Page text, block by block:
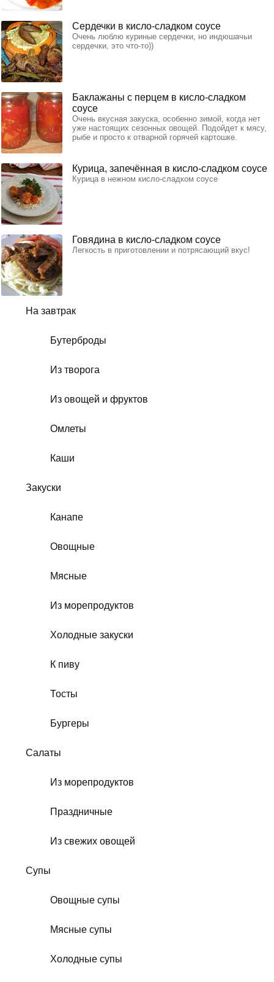
На завтрак
Бутерброды
Из творога
Из овощей и фруктов
Омлеты
Каши
Закуски
Канапе
Овощные
Мясные
Из морепродуктов
Холодные закуски
К пиву
Тосты
Бургеры
Салаты
Из морепродуктов
Праздничные
Из свежих овощей
Супы
Овощные супы
Мясные супы
Холодные супы
Сердечки в кисло-сладком соусе
Очень люблю куриные сердечки, но индюшачьи
сердечки, это что-то))
Баклажаны с перцем в кисло-сладком
соусе
Очень вкусная закуска, особенно зимой, когда нет
уже настоящих сезонных овощей. Подойдет к мясу,
рыбе и просто к отварной горячей картошке.
Курица, запечённая в кисло-сладком соусе
Курица в нежном кисло-сладком соусе
Говядина в кисло-сладком соусе
Легкость в приготовлении и потрясающий вкус!